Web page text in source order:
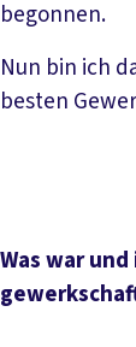
begonnen.
Nun bin ich
besten
Was war